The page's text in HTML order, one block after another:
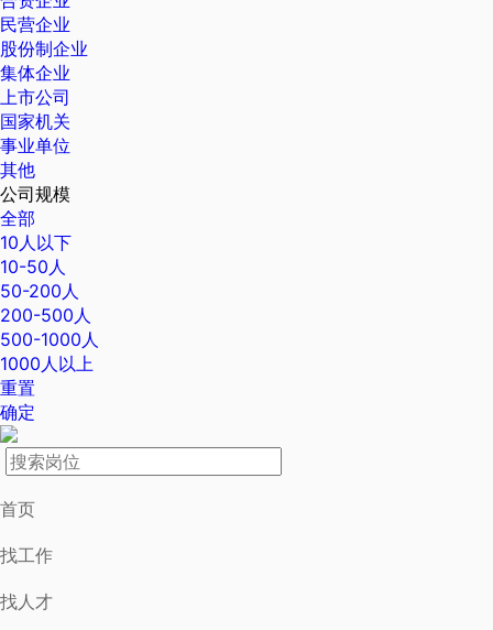
民营企业
股份制企业
集体企业
上市公司
国家机关
事业单位
其他
公司规模
全部
10人以下
10-50人
50-200人
200-500人
500-1000人
1000人以上
重置
确定
首页
找工作
找人才